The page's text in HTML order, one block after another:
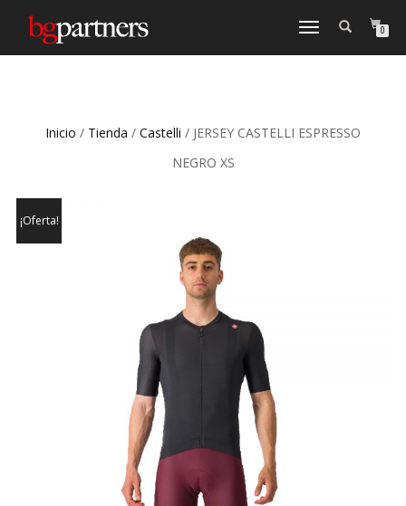
CAMBIAR
0
Inicio / Tienda / Castelli / JERSEY CASTELLI ESPRESSO
NEGRO XS
¡Oferta!